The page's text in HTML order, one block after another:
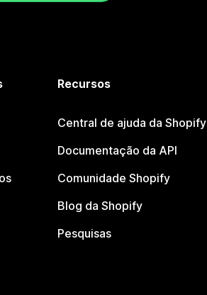
Recursos
Central de ajuda da Shopify
Documentação da API
Comunidade Shopify
Blog da Shopify
Pesquisas